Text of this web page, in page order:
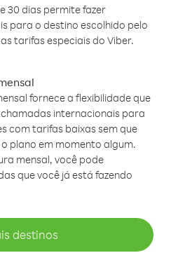
30 dias permite fazer
para o destino escolhido pelo
tarifas especiais do Viber.
fornece a flexibilidade que
internacionais para
com tarifas baixas sem que
plano em momento algum.
mensal, você pode
que você já está fazendo
destinos